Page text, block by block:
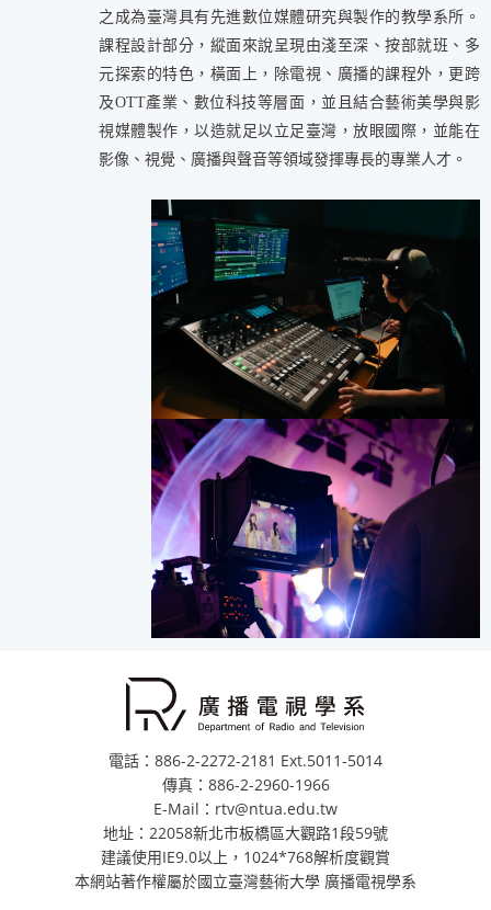
之成為臺灣具有先進數位媒體研究與製作的教學系所。
課程設計部分，縱面來說呈現由淺至深、按部就班、多
元探索的特色，橫面上，除電視、廣播的課程外，更跨
及OTT產業、數位科技等層面，並且結合藝術美學與影
視媒體製作，以造就足以立足臺灣，放眼國際，並能在
影像、視覺、廣播與聲音等領域發揮專長的專業人才。
電話：886-2-2272-2181 Ext.5011-5014
傳真：886-2-2960-1966
E-Mail：rtv@ntua.edu.tw
地址：22058新北市板橋區大觀路1段59號
建議使用IE9.0以上，1024*768解析度觀賞
本網站著作權屬於國立臺灣藝術大學 廣播電視學系